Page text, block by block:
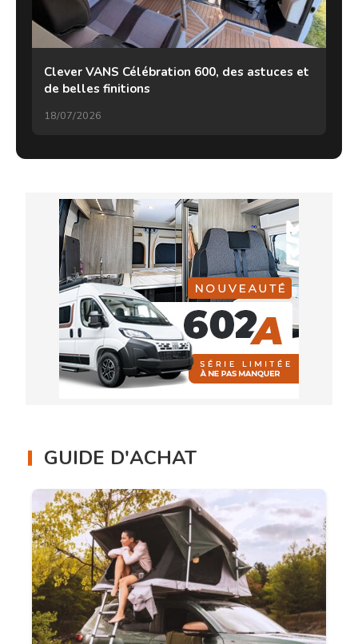
Clever VANS Célébration 600, des astuces et
de belles finitions
18/07/2026
GUIDE D'ACHAT